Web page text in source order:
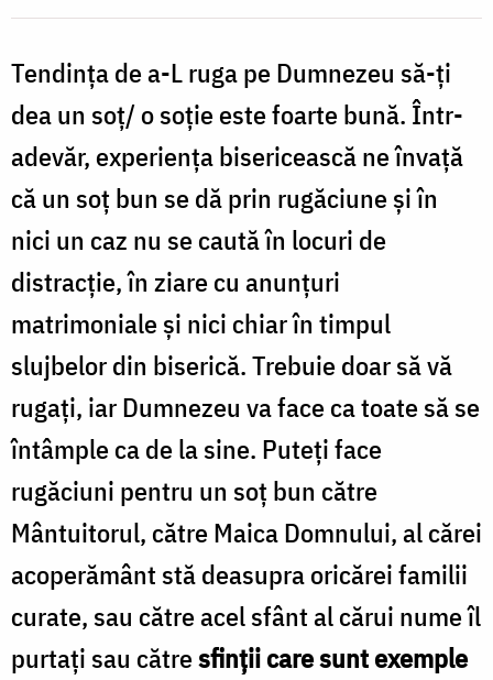
Both
Tendința de a-L ruga pe Dumnezeu să-ți
dea un soț/ o soție este foarte bună. Într-
adevăr, experiența bisericească ne învață
că un soț bun se dă prin rugăciune și în
nici un caz nu se caută în locuri de
distracție, în ziare cu anunțuri
matrimoniale și nici chiar în timpul
slujbelor din biserică. Trebuie doar să vă
rugați, iar Dumnezeu va face ca toate să se
întâmple ca de la sine. Puteți face
rugăciuni pentru un soț bun către
Mântuitorul, către Maica Domnului, al cărei
acoperământ stă deasupra oricărei familii
curate, sau către acel sfânt al cărui nume îl
purtați sau cătresfinții care sunt exemple